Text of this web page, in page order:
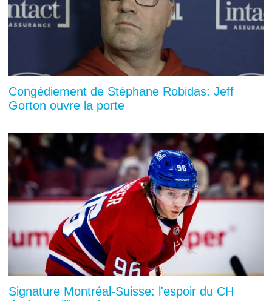
Congédiement de Stéphane Robidas: Jeff
Gorton ouvre la porte
Signature Montréal-Suisse: l'espoir du CH